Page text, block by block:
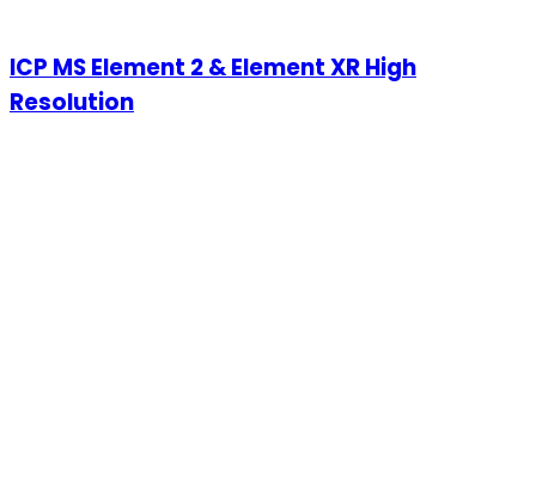
ICP MS Element 2 & Element XR High
Resolution